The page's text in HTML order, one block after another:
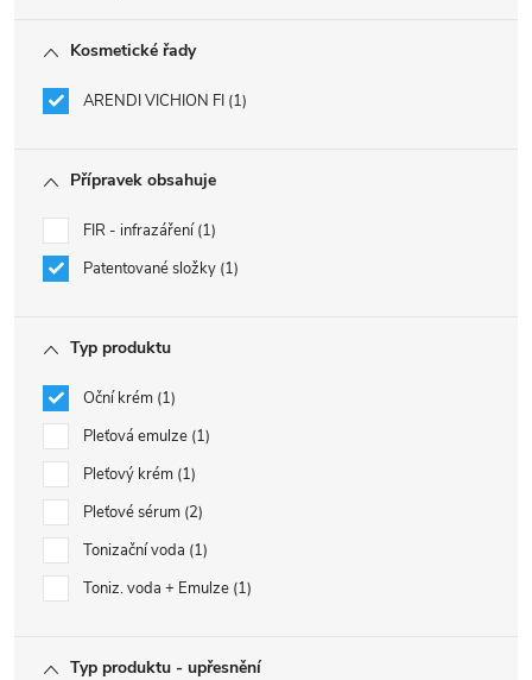
Kosmetické řady
ARENDI VICHION FI 1
Přípravek obsahuje
FIR - infrazáření 1
Patentované složky 1
Typ produktu
Oční krém 1
Pleťová emulze 1
Pleťový krém 1
Pleťové sérum 2
Tonizační voda 1
Toniz. voda + Emulze 1
Typ produktu - upřesnění